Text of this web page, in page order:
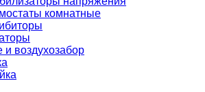
комнатные
воздухозабор